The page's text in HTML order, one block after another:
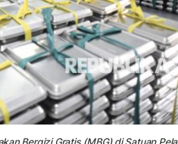
Bergizi Gratis (MBG) di Satuan